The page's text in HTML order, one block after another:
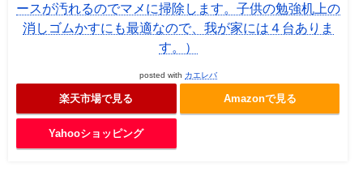
ースが汚れるのでマメに掃除します。子供の勉強机上の
消しゴムかすにも最適なので、我が家には４台ありま
す。）
posted with カエレバ
楽天市場で見る Amazonで見る
Yahooショッピング